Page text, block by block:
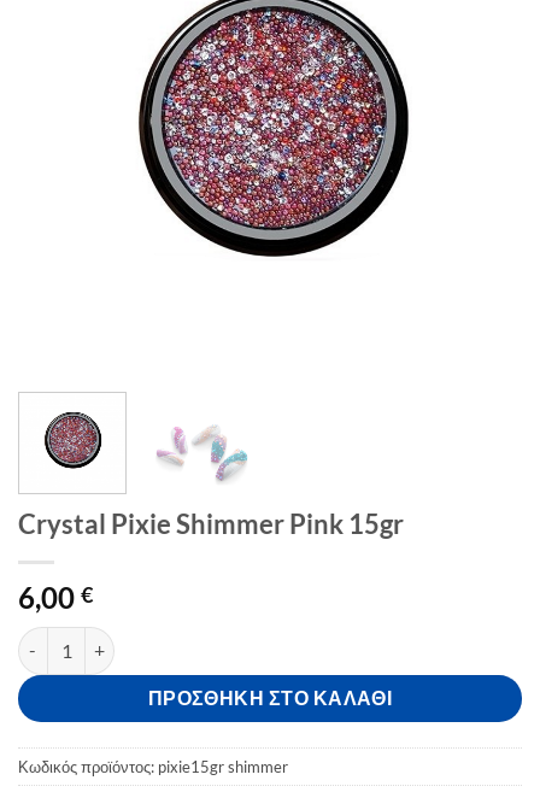
Crystal Pixie Shimmer Pink 15gr
6,00 €
Crystal Pixie Shimmer Pink 15gr ποσότητα
ΠΡΟΣΘΉΚΗ ΣΤΟ ΚΑΛΆΘΙ
Κωδικός προϊόντος: pixie15gr shimmer